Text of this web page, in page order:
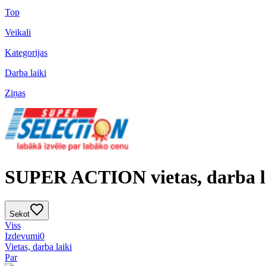
Top
Veikali
Kategorijas
Darba laiki
Ziņas
SUPER ACTION vietas, darba
Sekot
Viss
Izdevumi0
Vietas, darba laiki
Par